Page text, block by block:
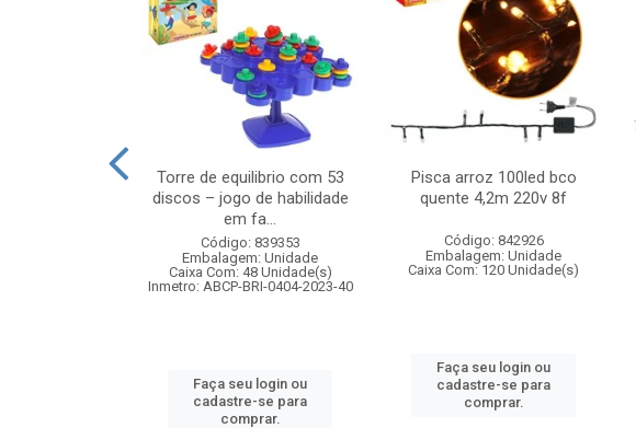
Torre de equilibrio com 53
discos – jogo de habilidade
em fa...
Código: 839353
Embalagem: Unidade
Caixa Com: 48 Unidade(s)
Inmetro: ABCP-BRI-0404-2023-40
Faça seu login ou
cadastre-se para
comprar.
Pisca arroz 100led bco
quente 4,2m 220v 8f
Código: 842926
Embalagem: Unidade
Caixa Com: 120 Unidade(s)
Faça seu login ou
cadastre-se para
comprar.